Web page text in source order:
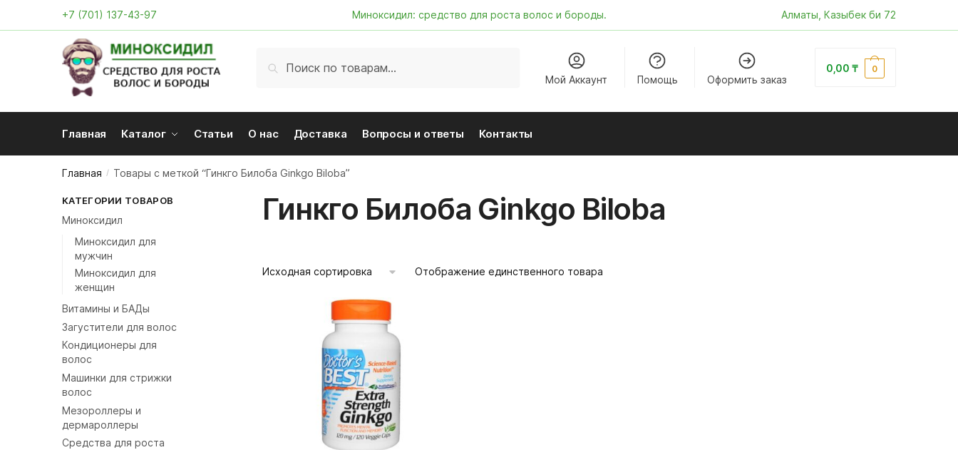
+7 (701) 137-43-97 Миноксидил: средство для роста волос и бороды. Алматы, Казыбек би 72
Поиск
Мой Аккаунт Помощь Оформить заказ
0,00₸ 0
Главная Каталог Статьи О нас Доставка Вопросы и ответы Контакты
Главная / Товары с меткой “Гинкго Билоба Ginkgo Biloba”
Гинкго Билоба Ginkgo Biloba
Отображение единственного товара
КАТЕГОРИИ ТОВАРОВ
Миноксидил
Миноксидил для
мужчин
Миноксидил для
женщин
Витамины и БАДы
Загустители для волос
Кондиционеры для
волос
Машинки для стрижки
волос
Мезороллеры и
дермароллеры
Средства для роста